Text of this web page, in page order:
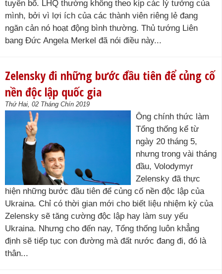
tuyên bố. LHQ thường không theo kịp các lý tưởng của
mình, bởi vì lợi ích của các thành viên riêng lẻ đang
ngăn cản nó hoạt động bình thường. Thủ tướng Liên
bang Đức Angela Merkel đã nói điều này...
Zelensky đi những bước đầu tiên để củng cố
nền độc lập quốc gia
Thứ Hai, 02 Tháng Chín 2019
Ông chính thức làm
Tổng thống kể từ
ngày 20 tháng 5,
nhưng trong vài tháng
đầu, Volodymyr
Zelensky đã thực
hiện những bước đầu tiên để củng cố nền độc lập của
Ukraina. Chỉ có thời gian mới cho biết liệu nhiệm kỳ của
Zelensky sẽ tăng cường độc lập hay làm suy yếu
Ukraina. Nhưng cho đến nay, Tổng thống luôn khẳng
định sẽ tiếp tục con đường mà đất nước đang đi, đó là
thân...